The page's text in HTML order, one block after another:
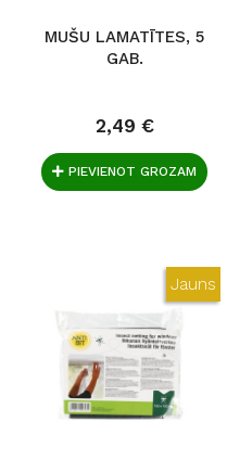
MUŠU LAMATĪTES, 5
GAB.
2,49 €
PIEVIENOT GROZAM
Jauns